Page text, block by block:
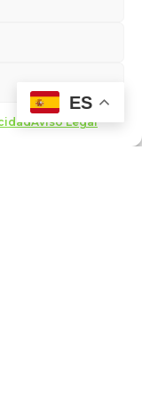
Aviso Legal
9, 10 y 11 de
ES